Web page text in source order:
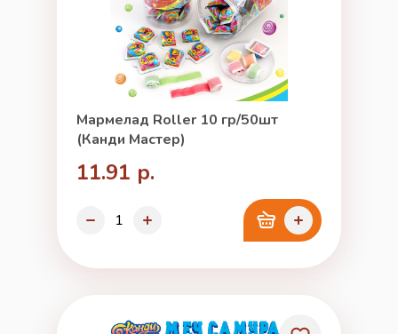
Мармелад Roller 10 гр/50шт
(Канди Мастер)
11.91 р.